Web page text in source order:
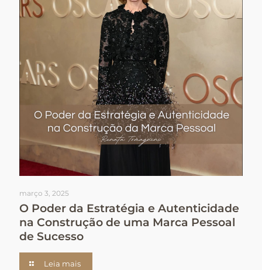
março 3, 2025
O Poder da Estratégia e Autenticidade
na Construção de uma Marca Pessoal
de Sucesso
Leia mais